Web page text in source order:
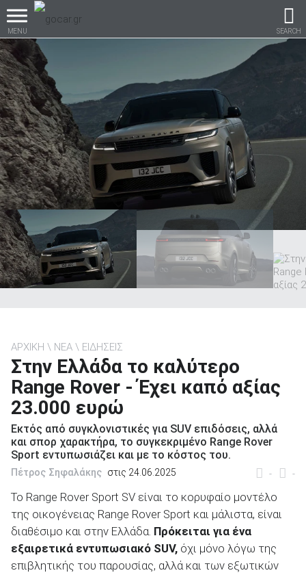
MENU SEARCH
Βρες τα πάντα για το
αυτοκίνητο!
βρες το!
Καινούρια
ΑΝΑΖΗΤΗΣΗ
Μεταχειρισμένα
ΑΝΑΖΗΤΗΣΗ
Επιχειρήσεις
ΑΡΧΙΚΗ ΝΕΑ ΕΙΔΗΣΕΙΣ
Στην Ελλάδα το καλύτερο
Range Rover - Έχει καπό αξίας
23.000 ευρώ
Εκτός από συγκλονιστικές για SUV επιδόσεις, αλλά
και σπορ χαρακτήρα, το συγκεκριμένο Range Rover
Sport εντυπωσιάζει και με το κόστος του.
- -
Πέτρος Σηφαλάκης στις 24.06.2025
Το Range Rover Sport SV είναι το κορυφαίο μοντέλο
της οικογένειας Range Rover Sport και μάλιστα, είναι
διαθέσιμο και στην Ελλάδα. Πρόκειται για ένα
εξαιρετικά εντυπωσιακό SUV, όχι μόνο λόγω της
επιβλητικής του παρουσίας, αλλά και των εξωτικών